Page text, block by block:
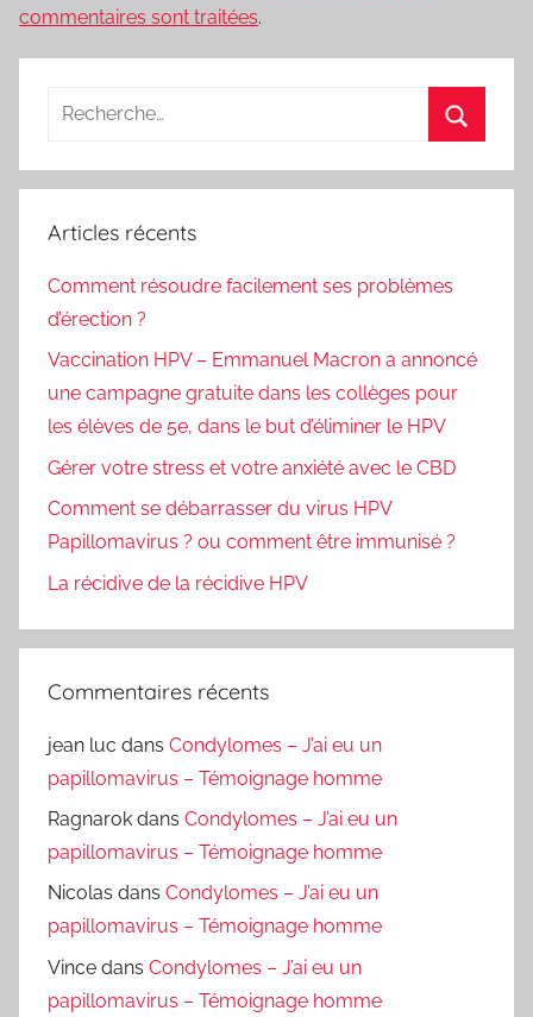
commentaires sont traitées.
Recherche
:
Articles récents
Comment résoudre facilement ses problèmes
d’érection ?
Vaccination HPV – Emmanuel Macron a annoncé
une campagne gratuite dans les collèges pour
les élèves de 5e, dans le but d’éliminer le HPV
Gérer votre stress et votre anxiété avec le CBD
Comment se débarrasser du virus HPV
Papillomavirus ? ou comment être immunisé ?
La récidive de la récidive HPV
Commentaires récents
jean luc dans Condylomes – J’ai eu un
papillomavirus – Témoignage homme
Ragnarok dans Condylomes – J’ai eu un
papillomavirus – Témoignage homme
Nicolas dans Condylomes – J’ai eu un
papillomavirus – Témoignage homme
Vince dans Condylomes – J’ai eu un
papillomavirus – Témoignage homme